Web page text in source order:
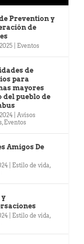
Prevention y
de
| Eventos
de
para
mayores
del pueblo de
| Avisos
, Eventos
Amigos De
| Estilo de vida,
y
| Estilo de vida,